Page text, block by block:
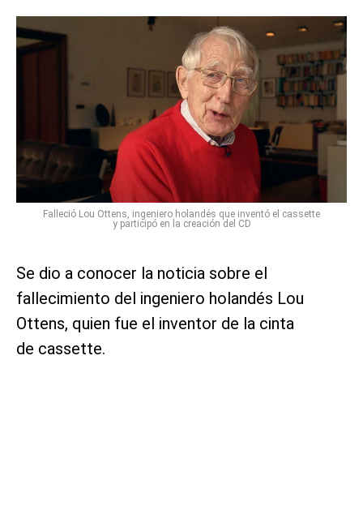
Falleció Lou Ottens, ingeniero holandés que inventó el cassette
y participó en la creación del CD
Se dio a conocer la noticia sobre el
fallecimiento del ingeniero holandés Lou
Ottens, quien fue el inventor de la cinta
de cassette.